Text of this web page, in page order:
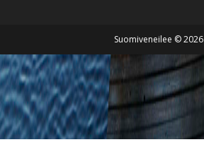
Suomiveneilee © 2026